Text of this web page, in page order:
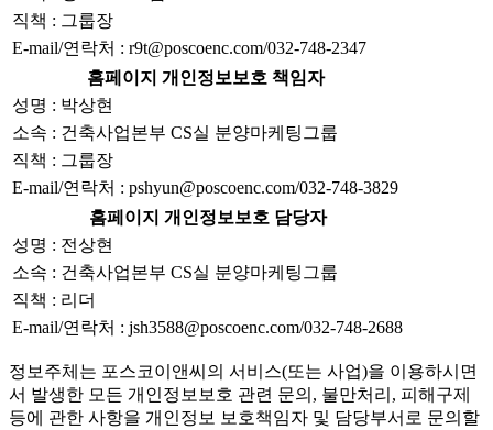
직책 : 그룹장
E-mail/연락처 : r9t@poscoenc.com/032-748-2347
홈페이지 개인정보보호 책임자
성명 : 박상현
소속 : 건축사업본부 CS실 분양마케팅그룹
직책 : 그룹장
E-mail/연락처 : pshyun@poscoenc.com/032-748-3829
홈페이지 개인정보보호 담당자
성명 : 전상현
소속 : 건축사업본부 CS실 분양마케팅그룹
직책 : 리더
E-mail/연락처 : jsh3588@poscoenc.com/032-748-2688
정보주체는 포스코이앤씨의 서비스(또는 사업)을 이용하시면
서 발생한 모든 개인정보보호 관련 문의, 불만처리, 피해구제
등에 관한 사항을 개인정보 보호책임자 및 담당부서로 문의할